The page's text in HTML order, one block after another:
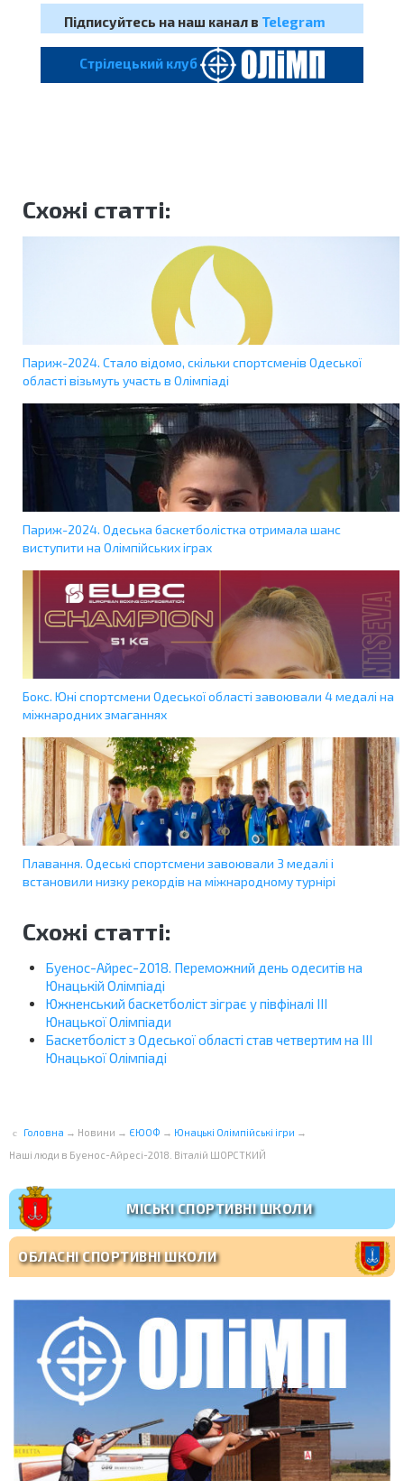
Підписуйтесь на наш канал в Telegram
Cтрілецький клуб
Схожі статті:
Париж-2024. Стало відомо, скільки спортсменів Одеської
області візьмуть участь в Олімпіаді
Париж-2024. Одеська баскетболістка отримала шанс
виступити на Олімпійських іграх
Бокс. Юні спортсмени Одеської області завоювали 4 медалі на
міжнародних змаганнях
Плавання. Одеські спортсмени завоювали 3 медалі і
встановили низку рекордів на міжнародному турнірі
Схожі статті:
Буенос-Айрес-2018. Переможний день одеситів на
Юнацькій Олімпіаді
Южненський баскетболіст зіграє у півфіналі ІІІ
Юнацької Олімпіади
Баскетболіст з Одеської області став четвертим на ІІІ
Юнацької Олімпіаді
Головна → Новини → ЄЮОФ → Юнацькі Олімпійські ігри →
Наші люди в Буенос-Айресі-2018. Віталій ШОРСТКИЙ
МІСЬКІ СПОРТИВНІ ШКОЛИ
ОБЛАСНІ СПОРТИВНІ ШКОЛИ